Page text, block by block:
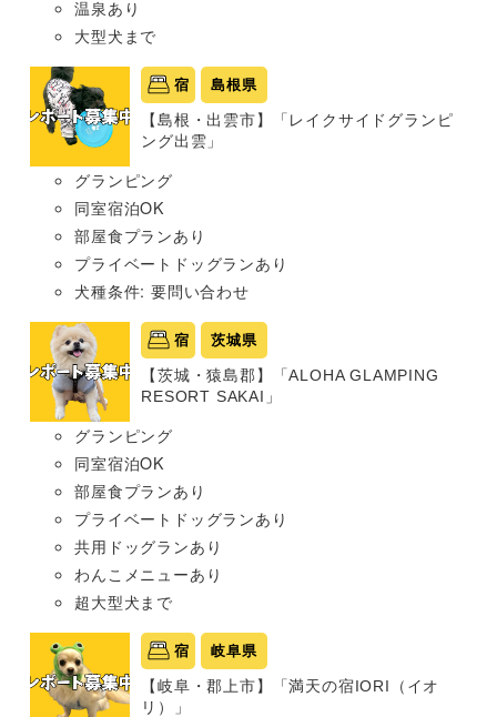
温泉あり
大型犬まで
宿 島根県
【島根・出雲市】「レイクサイドグランピ
ング出雲」
グランピング
同室宿泊OK
部屋食プランあり
プライベートドッグランあり
犬種条件: 要問い合わせ
宿 茨城県
【茨城・猿島郡】「ALOHA GLAMPING
RESORT SAKAI」
グランピング
同室宿泊OK
部屋食プランあり
プライベートドッグランあり
共用ドッグランあり
わんこメニューあり
超大型犬まで
宿 岐阜県
【岐阜・郡上市】「満天の宿IORI（イオ
リ）」